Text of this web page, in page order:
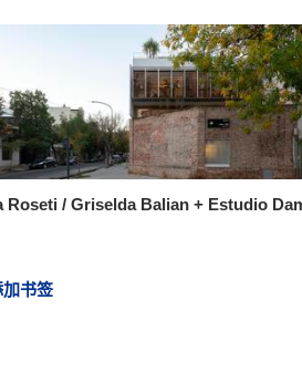
Roseti / Griselda Balian + Estudio
加书签